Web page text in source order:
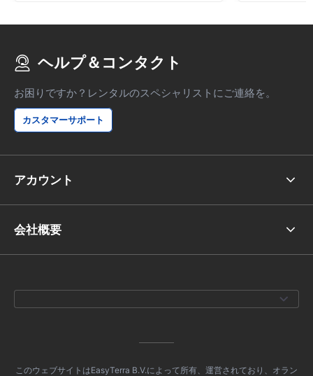
ヘルプ＆コンタクト
お困りですか？レンタルのスペシャリストにご連絡を。
カスタマーサポート
アカウント
会社概要
このウェブサイトはEasyTerra B.V.によって所有、運営されており、オラン